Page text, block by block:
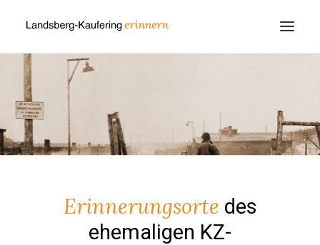
Erinnerungsorte des
ehemaligen KZ-